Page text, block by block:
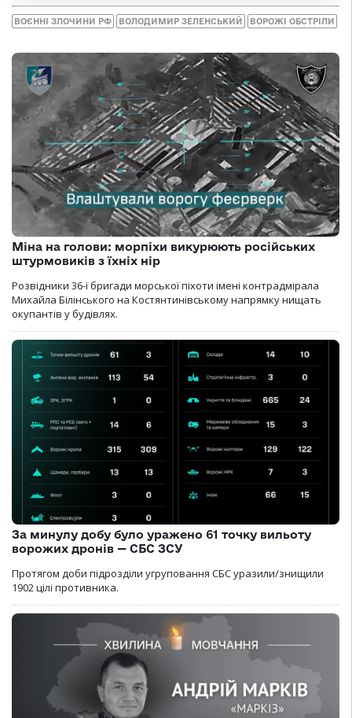
ВОЄННІ ЗЛОЧИНИ РФ ВОЛОДИМИР ЗЕЛЕНСЬКИЙ ВОРОЖІ ОБСТРІЛИ
Міна на голови: морпіхи викурюють російських
штурмовиків з їхніх нір
Розвідники 36-ї бригади морської піхоти імені контрадмірала
Михайла Білінського на Костянтинівському напрямку нищать
окупантів у будівлях.
За минулу добу було уражено 61 точку вильоту
ворожих дронів — СБС ЗСУ
Протягом доби підрозділи угруповання СБС уразили/знищили
1902 цілі противника.